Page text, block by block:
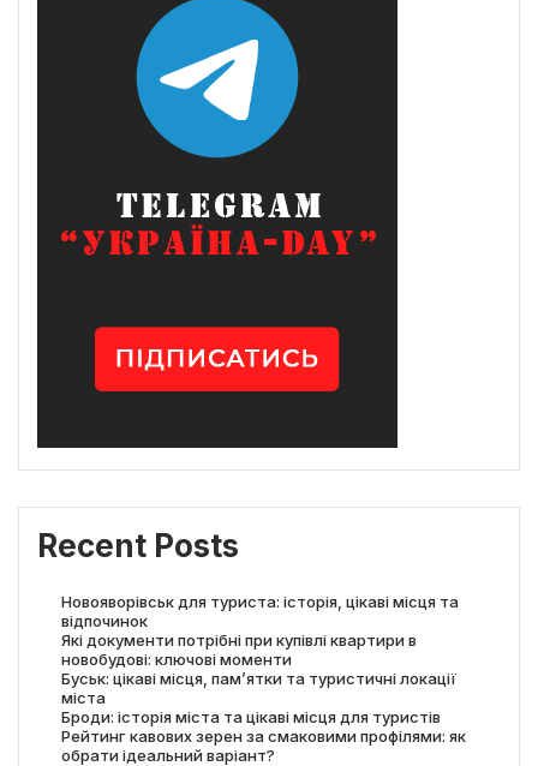
Recent Posts
Новояворівськ для туриста: історія, цікаві місця та
відпочинок
Які документи потрібні при купівлі квартири в
новобудові: ключові моменти
Буськ: цікаві місця, пам’ятки та туристичні локації
міста
Броди: історія міста та цікаві місця для туристів
Рейтинг кавових зерен за смаковими профілями: як
обрати ідеальний варіант?